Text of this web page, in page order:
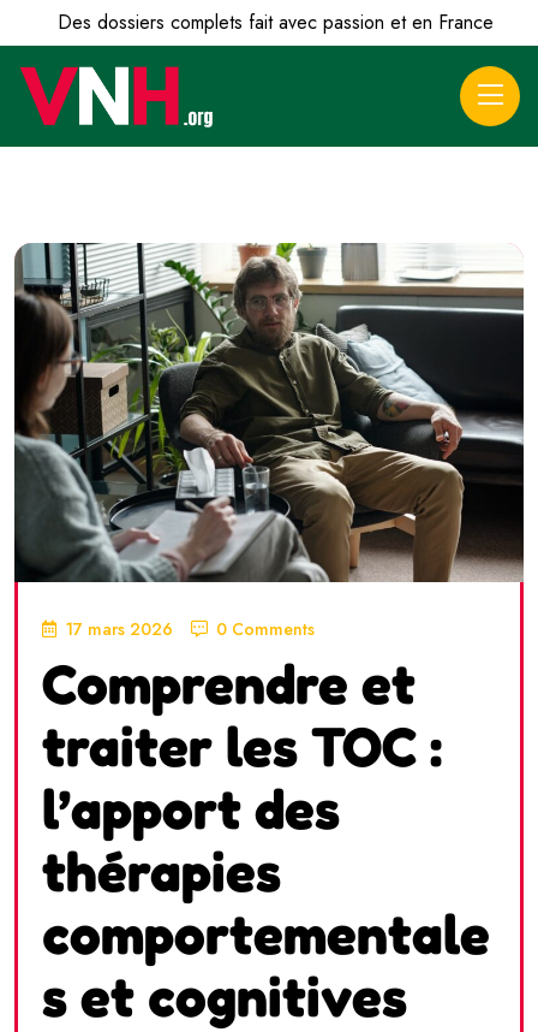
Des dossiers complets fait avec passion et en France
17 mars 2026 0 Comments
Comprendre et
traiter les TOC :
l’apport des
thérapies
comportementale
s et cognitives